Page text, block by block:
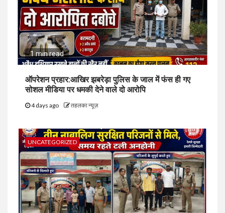
1 min read
ऑपरेशन प्रहार:आखिर झबरेड़ा पुलिस के जाल में फंस ही गए
सोशल मीडिया पर धमकी देने वाले दो आरोपि
4 days ago तहलका न्यूज़
UNCATEGORIZED